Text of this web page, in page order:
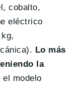
cobalto,
eléctrico
Lo más
la
el modelo